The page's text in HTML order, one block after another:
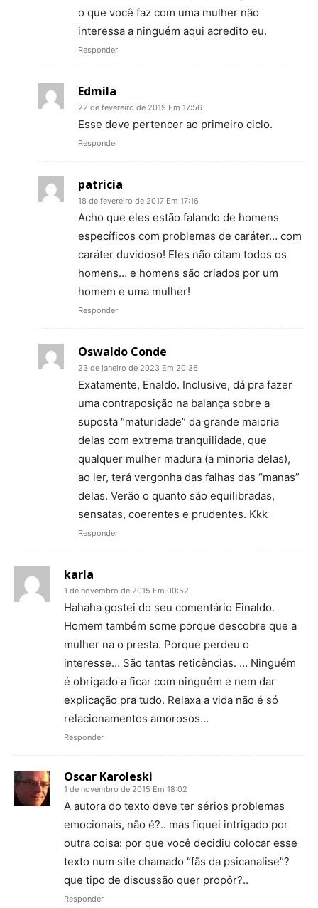
o que você faz com uma mulher não
interessa a ninguém aqui acredito eu.
Responder
Edmila
22 de fevereiro de 2019 Em 17:56
Esse deve pertencer ao primeiro ciclo.
Responder
patricia
18 de fevereiro de 2017 Em 17:16
Acho que eles estão falando de homens
específicos com problemas de caráter… com
caráter duvidoso! Eles não citam todos os
homens… e homens são criados por um
homem e uma mulher!
Responder
Oswaldo Conde
23 de janeiro de 2023 Em 20:36
Exatamente, Enaldo. Inclusive, dá pra fazer
uma contraposição na balança sobre a
suposta “maturidade” da grande maioria
delas com extrema tranquilidade, que
qualquer mulher madura (a minoria delas),
ao ler, terá vergonha das falhas das “manas”
delas. Verão o quanto são equilibradas,
sensatas, coerentes e prudentes. Kkk
Responder
karla
1 de novembro de 2015 Em 00:52
Hahaha gostei do seu comentário Einaldo.
Homem também some porque descobre que a
mulher na o presta. Porque perdeu o
interesse… São tantas reticências. … Ninguém
é obrigado a ficar com ninguém e nem dar
explicação pra tudo. Relaxa a vida não é só
relacionamentos amorosos…
Responder
Oscar Karoleski
1 de novembro de 2015 Em 18:02
A autora do texto deve ter sérios problemas
emocionais, não é?.. mas fiquei intrigado por
outra coisa: por que você decidiu colocar esse
texto num site chamado “fãs da psicanalise”?
que tipo de discussão quer propôr?..
Responder